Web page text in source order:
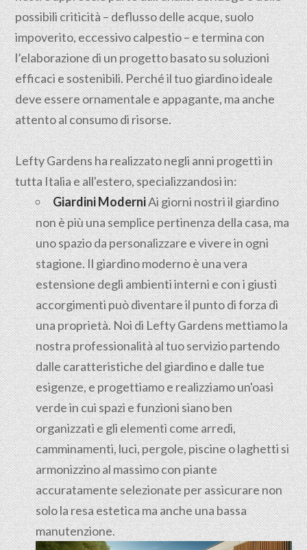
possibili criticità – deflusso delle acque, suolo
impoverito, eccessivo calpestio – e termina con
l’elaborazione di un progetto basato su soluzioni
efficaci e sostenibili. Perché il tuo giardino ideale
deve essere ornamentale e appagante, ma anche
attento al consumo di risorse.
Lefty Gardens ha realizzato negli anni progetti in
tutta Italia e all'estero, specializzandosi in:
Giardini ModerniAi giorni nostri il giardino
non è più una semplice pertinenza della casa, ma
uno spazio da personalizzare e vivere in ogni
stagione. Il giardino moderno è una vera
estensione degli ambienti interni e con i giusti
accorgimenti può diventare il punto di forza di
una proprietà. Noi di Lefty Gardens mettiamo la
nostra professionalità al tuo servizio partendo
dalle caratteristiche del giardino e dalle tue
esigenze, e progettiamo e realizziamo un'oasi
verde in cui spazi e funzioni siano ben
organizzati e gli elementi come arredi,
camminamenti, luci, pergole, piscine o laghetti si
armonizzino al massimo con piante
accuratamente selezionate per assicurare non
solo la resa estetica ma anche una bassa
manutenzione.